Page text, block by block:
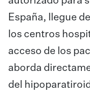
España, llegue
los centros
acceso de los
aborda
del